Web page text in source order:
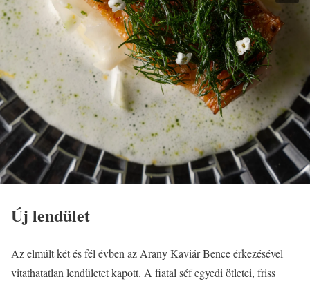
Új lendület
Az elmúlt két és fél évben az Arany Kaviár Bence érkezésével
vitathatatlan lendületet kapott. A fiatal séf egyedi ötletei, friss